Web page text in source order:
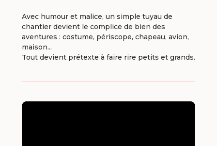
Avec humour et malice, un simple tuyau de
chantier devient le complice de bien des
aventures : costume, périscope, chapeau, avion,
maison...
Tout devient prétexte à faire rire petits et grands.